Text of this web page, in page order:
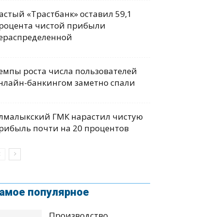
«Трастбанк» оставил 59,1
чистой прибыли
роста числа пользователей
банкингом заметно спали
ГМК нарастил чистую
почти на 20 процентов
популярное